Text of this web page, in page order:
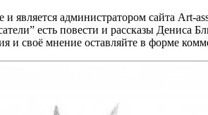
администратором сайта Art-
есть повести и рассказы
и своё мнение оставляйте в форме